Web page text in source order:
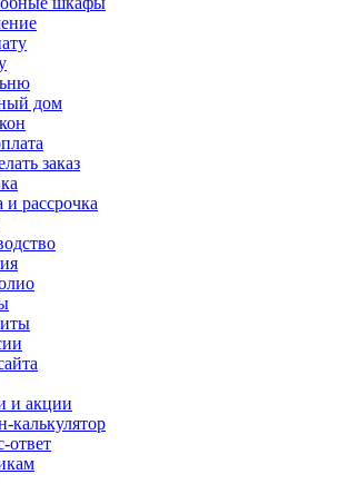
дом
заказ
и рассрочка
и акции
калькулятор
ответ